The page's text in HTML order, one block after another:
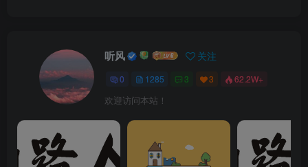
听风 关注
0 1285 3 3 62.2W+
欢迎访问本站！